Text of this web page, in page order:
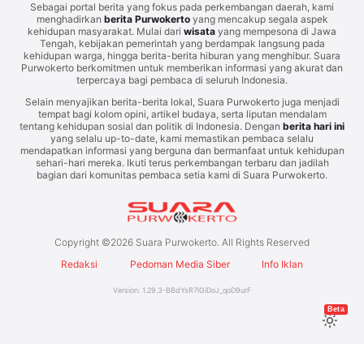
Sebagai portal berita yang fokus pada perkembangan daerah, kami
menghadirkan berita Purwokertoyang mencakup segala aspek
kehidupan masyarakat. Mulai dari wisata yang mempesona di Jawa
Tengah, kebijakan pemerintah yang berdampak langsung pada
kehidupan warga, hingga berita-berita hiburan yang menghibur. Suara
Purwokerto berkomitmen untuk memberikan informasi yang akurat dan
terpercaya bagi pembaca di seluruh Indonesia.
Selain menyajikan berita-berita lokal, Suara Purwokerto juga menjadi
tempat bagi kolom opini, artikel budaya, serta liputan mendalam
tentang kehidupan sosial dan politik di Indonesia. Dengan berita hari ini
yang selalu up-to-date, kami memastikan pembaca selalu
mendapatkan informasi yang berguna dan bermanfaat untuk kehidupan
sehari-hari mereka. Ikuti terus perkembangan terbaru dan jadilah
bagian dari komunitas pembaca setia kami di Suara Purwokerto.
Copyright ©2026 Suara Purwokerto. All Rights Reserved
Redaksi
Pedoman Media Siber Info Iklan
Version: 1.29.3-BBdYsR7lGiDoJ_qoD9urF
Beta